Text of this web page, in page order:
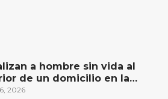
a hombre sin vida al
de un domicilio en la
El Rodeo, San Juan del
2026